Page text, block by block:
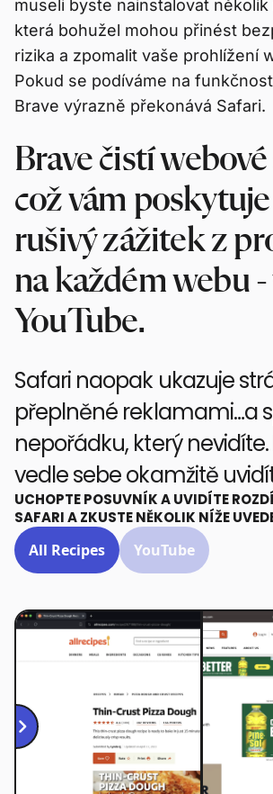
museli byste nainstalovat
která bohužel mohou přinést
rizika a zpomalit vaše prohlížení
Pokud se podíváme na
Brave výrazně překonává Safari.
Brave čistí
což vám
rušivý zážitek z
na každém webu
YouTube.
Safari naopak ukazuje
přeplněné reklamami…a
nepořádku, který
vedle sebe okamžitě
UCHOPTE POSUVNÍK A UVIDÍTE
SAFARI A ZKUSTE NĚKOLIK NÍŽE
All Recipes YouTube